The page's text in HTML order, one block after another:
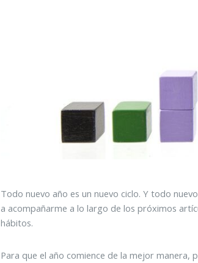
Todo nuevo año es un nuevo ciclo. Y todo
a acompañarme a lo largo de los próximos
hábitos.
Para que el año comience de la mejor